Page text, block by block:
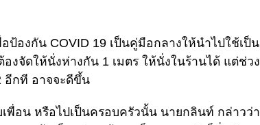
ป้องกัน COVID 19 เป็นคู่มือกลางให้นำไปใช้เป็น
งจัดให้นั่งห่างกัน 1 เมตร ให้นั่งในร้านได้ แต่ช่วง
อีกที อาจจะดีขึ้น
อน หรือไปเป็นครอบครัวนั้น นายกลินท์ กล่าวว่า